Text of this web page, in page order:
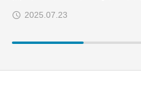
2025.07.23